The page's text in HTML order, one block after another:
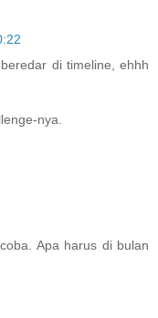
di timeline, ehhh
nya.
Apa harus di bulan